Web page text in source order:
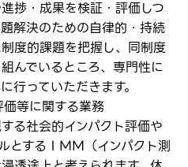
人票をみて
票をみて
方
が必要です
捗・成果を検証・評価しつ
解決のための自律的・持続
度的課題を把握し、同制度
んでいるところ、専門性に
行っていただきます。
価等に関する業務
る社会的インパクト評価や
とするＩＭＭ（インパクト測